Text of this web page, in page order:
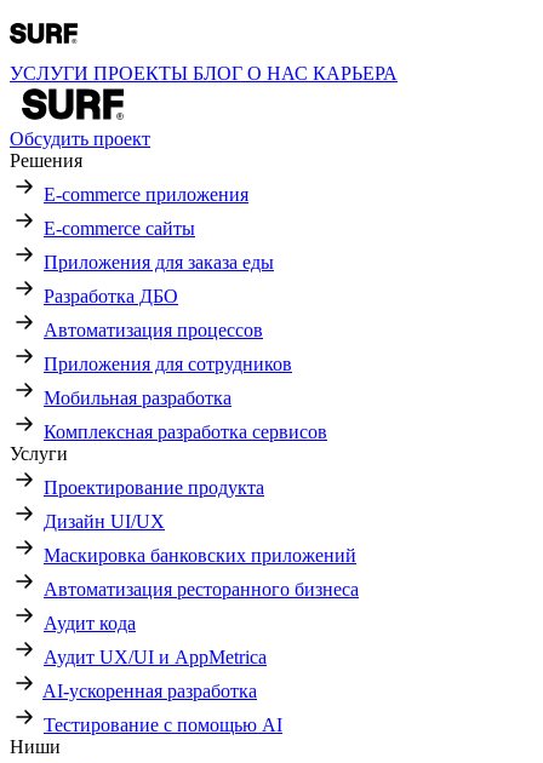
УСЛУГИ ПРОЕКТЫ БЛОГ О НАС КАРЬЕРА
Обсудить проект
Решения
E-commerce приложения
E-commerce сайты
Приложения для заказа еды
Разработка ДБО
Автоматизация процессов
Приложения для сотрудников
Мобильная разработка
Комплексная разработка сервисов
Услуги
Проектирование продукта
Дизайн UI/UX
Маскировка банковских приложений
Автоматизация ресторанного бизнеса
Аудит кода
Аудит UX/UI и AppMetrica
AI-ускоренная разработка
Тестирование с помощью AI
Ниши